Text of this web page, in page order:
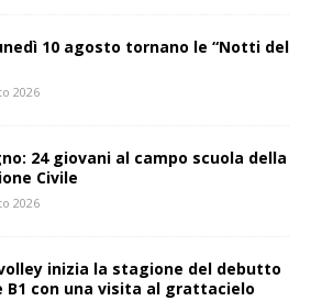
10 agosto tornano le “Notti del
2026
24 giovani al campo scuola della
Civile
2026
volley inizia la stagione del debutto
B1 con una visita al grattacielo